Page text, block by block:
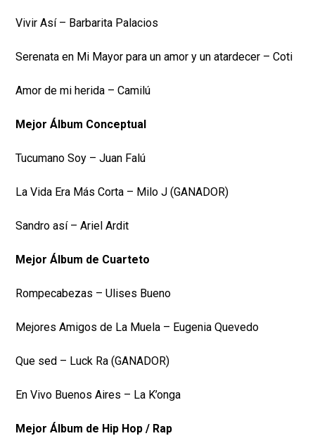
Vivir Así – Barbarita Palacios
Serenata en Mi Mayor para un amor y un atardecer – Coti
Amor de mi herida – Camilú
Mejor Álbum Conceptual
Tucumano Soy – Juan Falú
La Vida Era Más Corta – Milo J (GANADOR)
Sandro así – Ariel Ardit
Mejor Álbum de Cuarteto
Rompecabezas – Ulises Bueno
Mejores Amigos de La Muela – Eugenia Quevedo
Que sed – Luck Ra (GANADOR)
En Vivo Buenos Aires – La K’onga
Mejor Álbum de Hip Hop / Rap